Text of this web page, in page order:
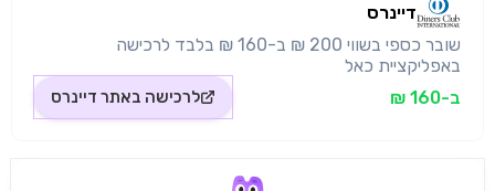
דיינרס
שובר כספי בשווי 200 ₪ ב-160 ₪ בלבד לרכישה
באפליקציית כאל
ב-160 ₪
לרכישה באתר דיינרס